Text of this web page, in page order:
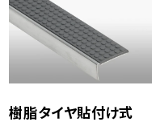
樹脂タイヤ貼付け式